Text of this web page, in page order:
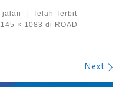
jalan
Telah Terbit
× 1083 di ROAD
Next